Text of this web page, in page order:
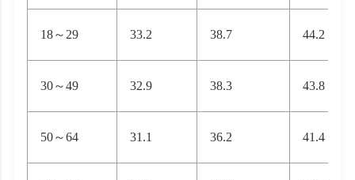
18～29 33.2 38.7 44.2
30～49 32.9 38.3 43.8
50～64 31.1 36.2 41.4